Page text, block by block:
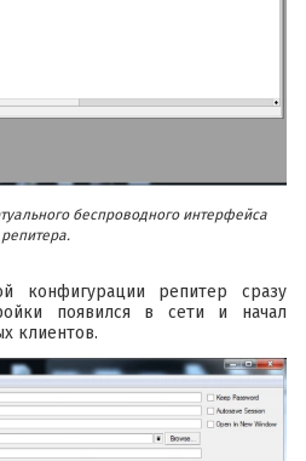
беспроводного интерфейса
репитера.
конфигурации репитер сразу
появился в сети и начал
клиентов.